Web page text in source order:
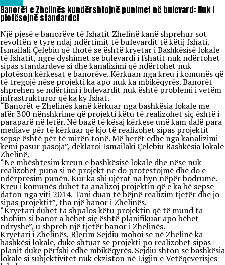
Banorët e Zhelinës kundërshtojnë punimet në bulevard: Nuk i
plotësojnë standardet
Një pjesë e banorëve të fshatit Zhelinë kanë shprehur sot
revoltën e tyre ndaj ndërtimit të bulevardit të këtij fshati.
Ismailali Çelebiu që thotë se është kryetar i Bashkësisë lokale
të fshatit, ngre dyshimet se bulevardi i fshatit nuk ndërtohet
sipas standardeve si dhe kanalizimi që ndërtohet nuk
plotëson kërkesat e banorëve. Kërkuan nga kreu i komunës që
të tregojë nëse projekti ka apo nuk ka mbikëqyrës. Banorët
shprehen se ndërtimi i bulevardit nuk është problemi i vetëm
infrastrukturor që ka ky fshat.
“Banorët e Zhelinës kanë kërkuar nga bashkësia lokale me
afër 300 nënshkrime që projekti këtu të realizohet siç është i
paraparë në letër. Në bazë të kësaj kërkese unë kam dalë para
mediave për të kërkuar që kjo të realizohet sipas projektit
sepse është për të mirën tonë. Më herët edhe nga kanalizimi
kemi pasur pasoja”, deklaroi Ismailaki Çelebiu Bashkësia lokale
Zhelinë.
“Ne mbështesim kreun e bashkësisë lokale dhe nëse nuk
realizohet puna si në projekt ne do protestojmë dhe do e
ndërpresim punën. Kur ka shi ujërat na hyn nëpër bodrume.
Kreu i komunës duhet ta analizoj projektin që e ka bë sepse
daton nga viti 2014. Tani duan të bëjnë realizim tjetër dhe jo
sipas projektit”, tha një banor i Zhelinës.
“Kryetari duhet ta shpalos këtu projektin që të mund ta
shohim si banor a bëhet siç është planifikuar apo bëhet
ndryshe”, u shpreh një tjetër banor i Zhelinës.
Kryetari i Zhelinës, Blerim Sejdiu mohoi se në Zhelinë ka
bashkësi lokale, duke shtuar se projekti po realizohet sipas
planit duke përfshi edhe mbikëqyrës. Sejdiu shton se bashkësia
lokale si subjektivitet nuk ekziston në Ligjin e Vetëqeverisjes